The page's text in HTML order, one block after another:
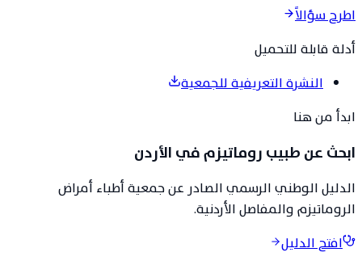
اطرح سؤالاً
أدلة قابلة للتحميل
النشرة التعريفية للجمعية
ابدأ من هنا
ابحث عن طبيب روماتيزم في الأردن
الدليل الوطني الرسمي الصادر عن جمعية أطباء أمراض
الروماتيزم والمفاصل الأردنية.
افتح الدليل